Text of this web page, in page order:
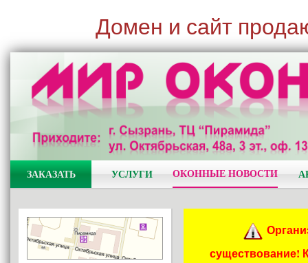
Домен и сайт
ЗАКАЗАТЬ УСЛУГИ ОКОННЫЕ НОВОСТИ
существование!